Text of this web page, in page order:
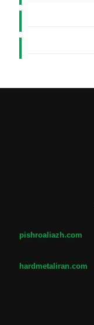
pishroaliazh.com
hardmetaliran.com